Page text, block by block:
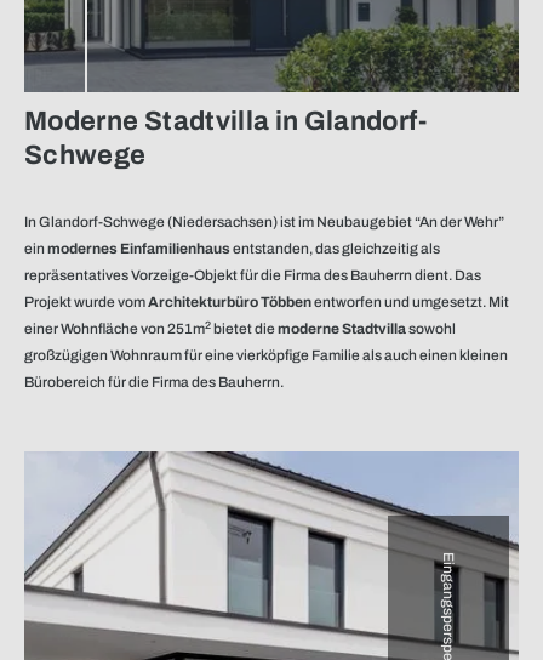
Moderne Stadtvilla in Glandorf-
Schwege
In Glandorf-Schwege (Niedersachsen) ist im Neubaugebiet “An der Wehr”
ein modernes Einfamilienhaus entstanden, das gleichzeitig als
repräsentatives Vorzeige-Objekt für die Firma des Bauherrn dient. Das
Projekt wurde vomArchitekturbüro Többenentworfen und umgesetzt. Mit
einer Wohnfläche von 251m2 bietet diemoderne Stadtvillasowohl
großzügigen Wohnraum für eine vierköpfige Familie als auch einen kleinen
Bürobereich für die Firma des Bauherrn.
Eingangsperspektive